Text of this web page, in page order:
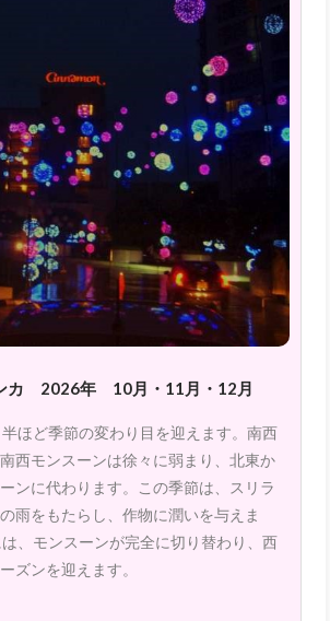
カ 2026年 10月・11月・12月
ほど季節の変わり目を迎えます。南西
西モンスーンは徐々に弱まり、北東か
ンに代わります。この季節は、スリラ
雨をもたらし、作物に潤いを与えま
、モンスーンが完全に切り替わり、西
ズンを迎えます。